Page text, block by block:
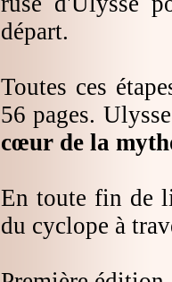
départ.
Toutes ces
56 pages.
cœur de la
En toute fin de
du cyclope à